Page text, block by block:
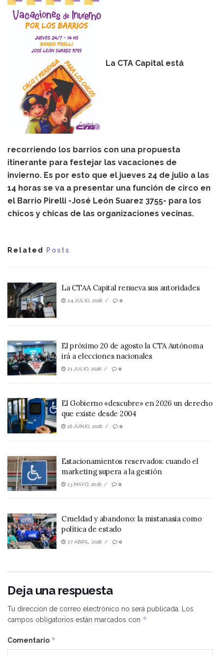
La CTA Capital está
recorriendo los barrios con una propuesta
itinerante para festejar las vacaciones de
invierno. Es por esto que el jueves 24 de julio a las
14 horas se va a presentar una función de circo en
el Barrio Pirelli -José León Suarez 3755- para los
chicos y chicas de las organizaciones vecinas.
Related Posts
La CTAA Capital renueva sus autoridades
24 JULIO, 2026 0
El próximo 20 de agosto la CTA Autónoma
irá a elecciones nacionales
21 JULIO, 2026 0
El Gobierno «descubre» en 2026 un derecho
que existe desde 2004
16 JUNIO, 2026 0
Estacionamientos reservados: cuando el
marketing supera a la gestión
13 MAYO, 2026 0
Crueldad y abandono: la mistanasia como
política de estado
27 ABRIL, 2026 0
Deja una respuesta
Tu dirección de correo electrónico no será publicada. Los
campos obligatorios están marcados con *
Comentario *